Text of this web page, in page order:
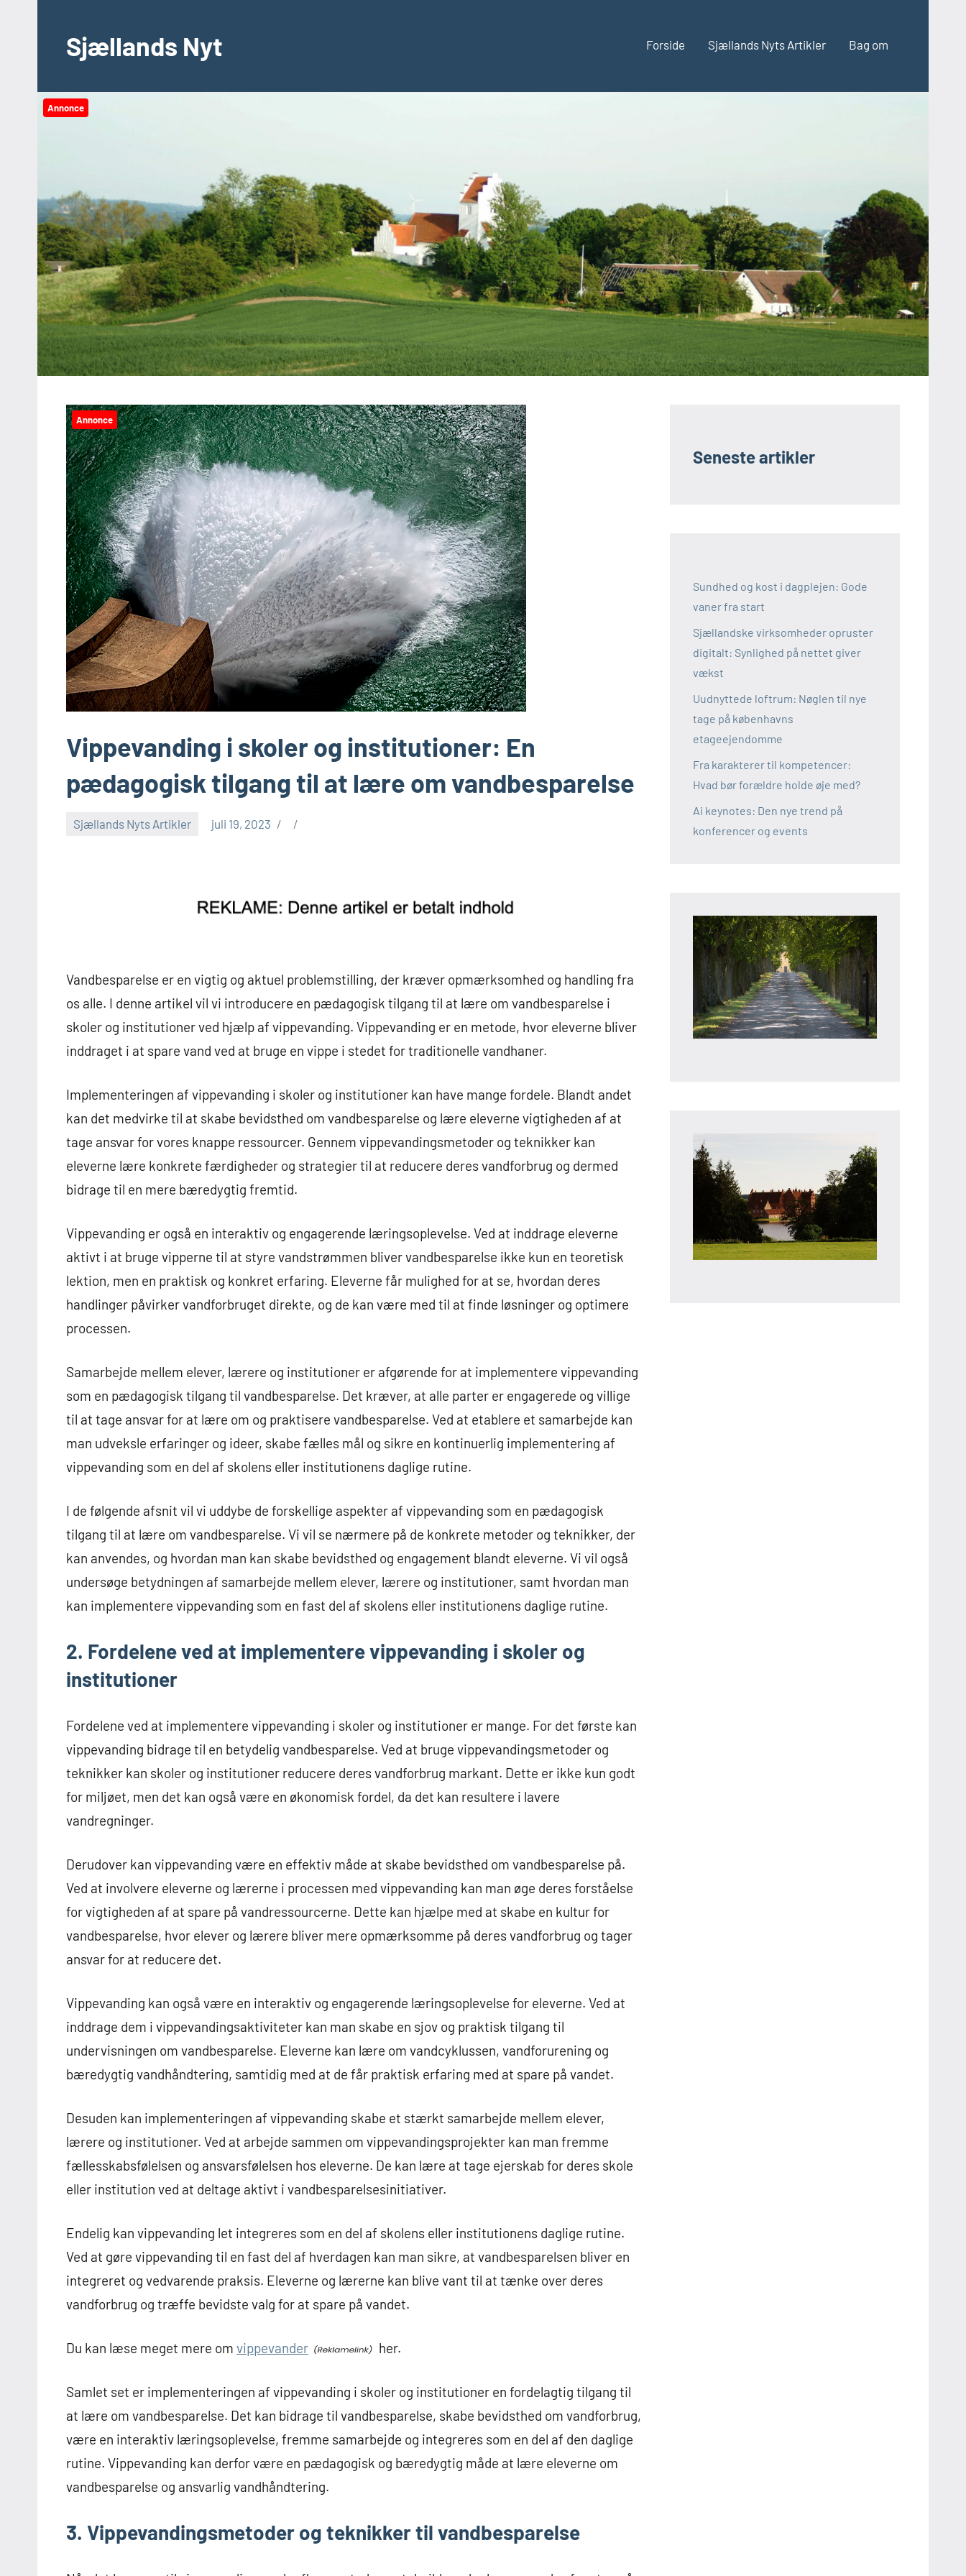
indholdSjællands Nyt Forside Sjællands Nyts Artikler Bag om
Annonce
Annonce
Vippevanding i skoler og institutioner: En
pædagogisk tilgang til at lære om vandbesparelse
Sjællands Nyts Artikler juli 19, 2023
Vandbesparelse er en vigtig og aktuel problemstilling, der kræver opmærksomhed og handling fra
os alle. I denne artikel vil vi introducere en pædagogisk tilgang til at lære om vandbesparelse i
skoler og institutioner ved hjælp af vippevanding. Vippevanding er en metode, hvor eleverne bliver
inddraget i at spare vand ved at bruge en vippe i stedet for traditionelle vandhaner.
Implementeringen af vippevanding i skoler og institutioner kan have mange fordele. Blandt andet
kan det medvirke til at skabe bevidsthed om vandbesparelse og lære eleverne vigtigheden af at
tage ansvar for vores knappe ressourcer. Gennem vippevandingsmetoder og teknikker kan
eleverne lære konkrete færdigheder og strategier til at reducere deres vandforbrug og dermed
bidrage til en mere bæredygtig fremtid.
Vippevanding er også en interaktiv og engagerende læringsoplevelse. Ved at inddrage eleverne
aktivt i at bruge vipperne til at styre vandstrømmen bliver vandbesparelse ikke kun en teoretisk
lektion, men en praktisk og konkret erfaring. Eleverne får mulighed for at se, hvordan deres
handlinger påvirker vandforbruget direkte, og de kan være med til at finde løsninger og optimere
processen.
Samarbejde mellem elever, lærere og institutioner er afgørende for at implementere vippevanding
som en pædagogisk tilgang til vandbesparelse. Det kræver, at alle parter er engagerede og villige
til at tage ansvar for at lære om og praktisere vandbesparelse. Ved at etablere et samarbejde kan
man udveksle erfaringer og ideer, skabe fælles mål og sikre en kontinuerlig implementering af
vippevanding som en del af skolens eller institutionens daglige rutine.
I de følgende afsnit vil vi uddybe de forskellige aspekter af vippevanding som en pædagogisk
tilgang til at lære om vandbesparelse. Vi vil se nærmere på de konkrete metoder og teknikker, der
kan anvendes, og hvordan man kan skabe bevidsthed og engagement blandt eleverne. Vi vil også
undersøge betydningen af samarbejde mellem elever, lærere og institutioner, samt hvordan man
kan implementere vippevanding som en fast del af skolens eller institutionens daglige rutine.
2. Fordelene ved at implementere vippevanding i skoler og
institutioner
Fordelene ved at implementere vippevanding i skoler og institutioner er mange. For det første kan
vippevanding bidrage til en betydelig vandbesparelse. Ved at bruge vippevandingsmetoder og
teknikker kan skoler og institutioner reducere deres vandforbrug markant. Dette er ikke kun godt
for miljøet, men det kan også være en økonomisk fordel, da det kan resultere i lavere
vandregninger.
Derudover kan vippevanding være en effektiv måde at skabe bevidsthed om vandbesparelse på.
Ved at involvere eleverne og lærerne i processen med vippevanding kan man øge deres forståelse
for vigtigheden af at spare på vandressourcerne. Dette kan hjælpe med at skabe en kultur for
vandbesparelse, hvor elever og lærere bliver mere opmærksomme på deres vandforbrug og tager
ansvar for at reducere det.
Vippevanding kan også være en interaktiv og engagerende læringsoplevelse for eleverne. Ved at
inddrage dem i vippevandingsaktiviteter kan man skabe en sjov og praktisk tilgang til
undervisningen om vandbesparelse. Eleverne kan lære om vandcyklussen, vandforurening og
bæredygtig vandhåndtering, samtidig med at de får praktisk erfaring med at spare på vandet.
Desuden kan implementeringen af vippevanding skabe et stærkt samarbejde mellem elever,
lærere og institutioner. Ved at arbejde sammen om vippevandingsprojekter kan man fremme
fællesskabsfølelsen og ansvarsfølelsen hos eleverne. De kan lære at tage ejerskab for deres skole
eller institution ved at deltage aktivt i vandbesparelsesinitiativer.
Endelig kan vippevanding let integreres som en del af skolens eller institutionens daglige rutine.
Ved at gøre vippevanding til en fast del af hverdagen kan man sikre, at vandbesparelsen bliver en
integreret og vedvarende praksis. Eleverne og lærerne kan blive vant til at tænke over deres
vandforbrug og træffe bevidste valg for at spare på vandet.
Du kan læse meget mere om vippevander her.
Samlet set er implementeringen af vippevanding i skoler og institutioner en fordelagtig tilgang til
at lære om vandbesparelse. Det kan bidrage til vandbesparelse, skabe bevidsthed om vandforbrug,
være en interaktiv læringsoplevelse, fremme samarbejde og integreres som en del af den daglige
rutine. Vippevanding kan derfor være en pædagogisk og bæredygtig måde at lære eleverne om
vandbesparelse og ansvarlig vandhåndtering.
3. Vippevandingsmetoder og teknikker til vandbesparelse
Seneste artikler
Sundhed og kost i dagplejen: Gode
vaner fra start
Sjællandske virksomheder opruster
digitalt: Synlighed på nettet giver
vækst
Uudnyttede loftrum: Nøglen til nye
tage på københavns
etageejendomme
Fra karakterer til kompetencer:
Hvad bør forældre holde øje med?
Ai keynotes: Den nye trend på
konferencer og events